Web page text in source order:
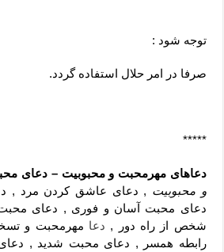
توجه شود :
صرفا در امر حلال استفاده گردد.
*****
دعاهای مهرمحبت و محبوبیت – دعای
و محبوبیت , دعای عاشق کردن مرد ,
دعای محبت آسان و فوری , دعای
شخص از راه دور , دعا مهرمحبت و
رابطه همسر , دعای محبت شدید , دعای